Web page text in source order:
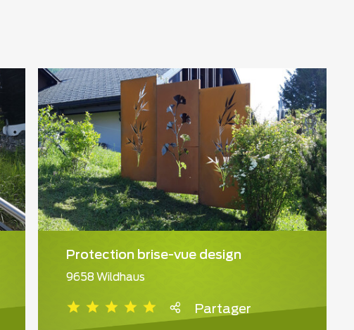
Protection brise-vue design
9658 Wildhaus
Partager